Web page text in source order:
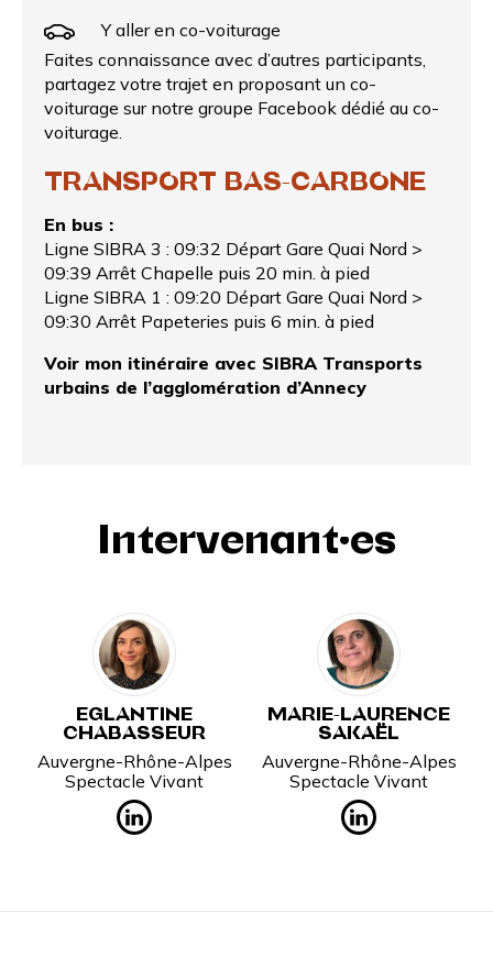
Y aller en co-voiturage
Faites connaissance avec d’autres participants,
partagez votre trajet en proposant un co-
voiturage sur notre groupe Facebook dédié au co-
voiturage.
TRANSPORT BAS-CARBONE
En bus :
Ligne SIBRA 3 : 09:32 Départ Gare Quai Nord >
09:39 Arrêt Chapelle puis 20 min. à pied
Ligne SIBRA 1 : 09:20 Départ Gare Quai Nord >
09:30 Arrêt Papeteries puis 6 min. à pied
Voir mon itinéraire avec SIBRA Transports
urbains de l’agglomération d’Annecy
Intervenant·es
EGLANTINE
CHABASSEUR
Auvergne-Rhône-Alpes
Spectacle Vivant
MARIE-LAURENCE
SAKAËL
Auvergne-Rhône-Alpes
Spectacle Vivant